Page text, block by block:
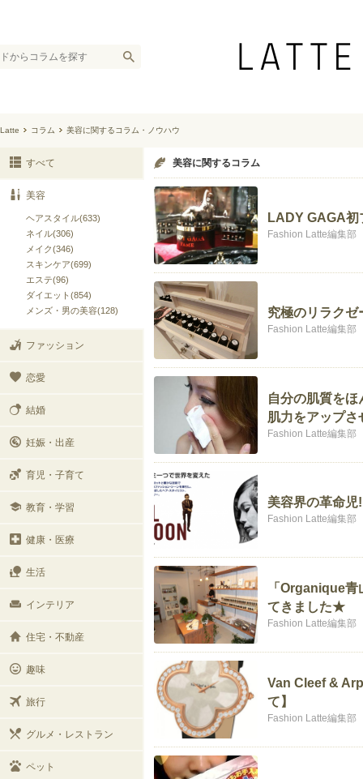
Latte コラム 美容に関するコラム・ノウハウ
すべて
美容
ヘアスタイル(633)
ネイル(306)
メイク(346)
スキンケア(699)
エステ(96)
ダイエット(854)
メンズ・男の美容(128)
ファッション
恋愛
結婚
妊娠・出産
育児・子育て
教育・学習
健康・医療
生活
インテリア
住宅・不動産
趣味
旅行
グルメ・レストラン
ペット
美容に関するコラム
LADY GAGA初
Fashion Latte編集部
究極のリラク
Fashion Latte編集部
自分の肌質を
肌力をアップさ
Fashion Latte編集部
美容界の革命
Fashion Latte編集部
「Organique
てきました★
Fashion Latte編集部
Van Cleef &
て】
Fashion Latte編集部